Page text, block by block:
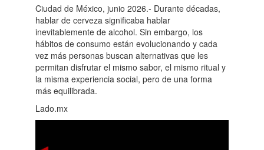
Ciudad de México, junio 2026.- Durante décadas,
hablar de cerveza significaba hablar
inevitablemente de alcohol. Sin embargo, los
hábitos de consumo están evolucionando y cada
vez más personas buscan alternativas que les
permitan disfrutar el mismo sabor, el mismo ritual y
la misma experiencia social, pero de una forma
más equilibrada.
Lado.mx